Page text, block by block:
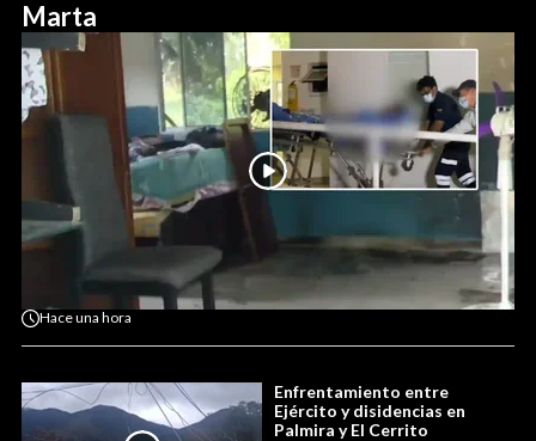
Marta
Haceuna hora
Enfrentamiento entre
Ejército y disidencias en
Palmira y El Cerrito